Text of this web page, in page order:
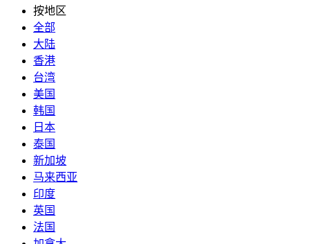
按地区
全部
大陆
香港
台湾
美国
韩国
日本
泰国
新加坡
马来西亚
印度
英国
法国